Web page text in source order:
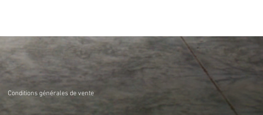
Conditions générales de vente